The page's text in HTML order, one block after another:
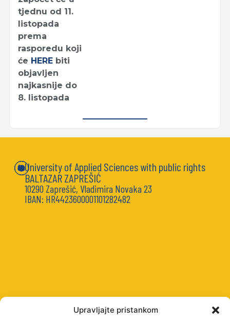
Upravljajte pristankom
tjednu od 11.
listopada
prema
rasporedu koji
će HERE biti
objavljen
najkasnije do
8. listopada
University of Applied Sciences with public rights
BALTAZAR ZAPREŠIĆ
10290 Zaprešić, Vladimira Novaka 23
IBAN: HR4423600001101282482